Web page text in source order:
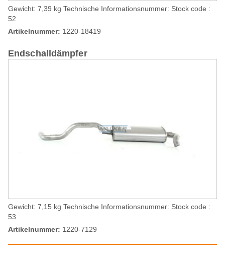
Gewicht: 7,39 kg Technische Informationsnummer: Stock code :
52
Artikelnummer: 1220-18419
Endschalldämpfer
Gewicht: 7,15 kg Technische Informationsnummer: Stock code :
53
Artikelnummer: 1220-7129